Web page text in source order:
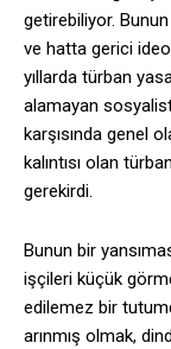
getirebiliyor. Bunun
ve hatta gerici
yıllarda türban
alamayan
karşısında genel
kalıntısı olan
gerekirdi.
Bunun bir
işçileri küçük
edilemez bir
arınmış olmak,